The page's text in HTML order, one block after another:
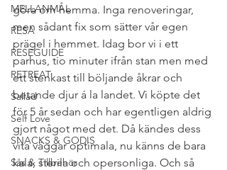
MELLANMÅL
RESA
RESEGUIDE
RETREAT
Sallad
Self Love
SNACKS & GODIS
Sås & Tillbehör
göra om hemma. Inga renoveringar,
men sådant fix som sätter vår egen
prägel i hemmet. Idag bor vi i ett
parhus, tio minuter ifrån stan men med
ett stenkast till böljande åkrar och
betande djur á la landet. Vi köpte det
för 5 år sedan och har egentligen aldrig
gjort något med det. Då kändes dess
vita väggar optimala, nu känns de bara
kala, sterila och opersonliga. Och så